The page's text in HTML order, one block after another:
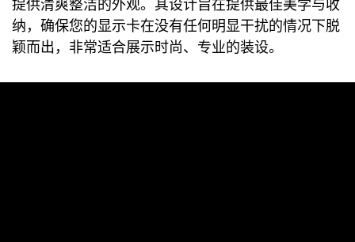
提供清爽整洁的外观。其设计旨在提供最佳美学与收
纳，确保您的显示卡在没有任何明显干扰的情况下脱
颖而出，非常适合展示时尚、专业的装设。